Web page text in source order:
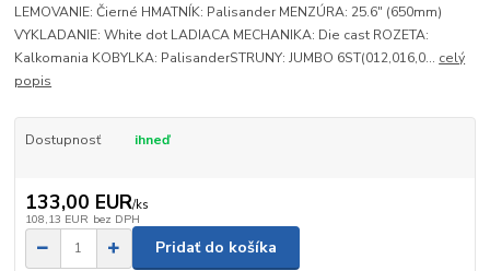
LEMOVANIE: Čierné HMATNÍK: Palisander MENZÚRA: 25.6" (650mm)
VYKLADANIE: White dot LADIACA MECHANIKA: Die cast ROZETA:
Kalkomania KOBYLKA: PalisanderSTRUNY: JUMBO 6ST(012,016,0... celý
popis
Dostupnosť ihneď
133,00 EUR/ks
108,13 EUR bez DPH
Pridať do košíka